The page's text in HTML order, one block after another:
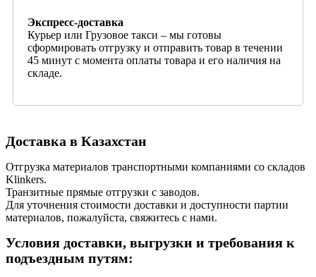
Экспресс-доставка
Курьер или Грузовое такси – мы готовы
сформировать отгрузку и отправить товар в течении
45 минут с момента оплаты товара и его наличия на
складе.
Доставка в Казахстан
Отгрузка материалов транспортными компаниями со складов
Klinkers.
Транзитные прямые отгрузки с заводов.
Для уточнения стоимости доставки и доступности партии
материалов, пожалуйста, свяжитесь с нами.
Условия доставки, выгрузки и требования к
подъездным путям: